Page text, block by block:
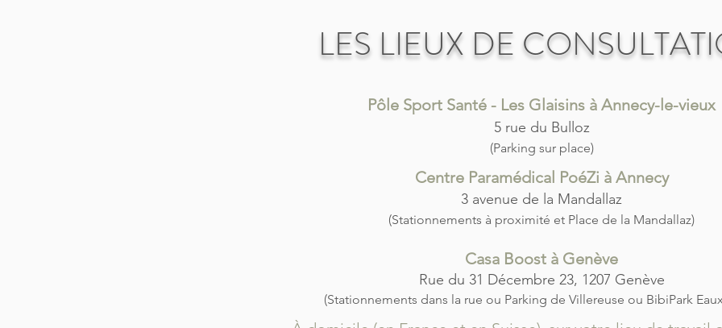
LES LIEUX DE
Pôle Sport Santé - Les Glaisins à Annecy-le-vieux
5 rue du Bulloz
(Parking sur place)
Centre Paramédical PoéZi à Annecy
3 avenue de la Mandallaz
(Stationnements à proximité et Place de la Mandallaz)
Casa Boost à Genève
Rue du 31 Décembre 23, 1207 Genève
(Stationnements dans la rue ou Parking de Villereuse ou BibiPark